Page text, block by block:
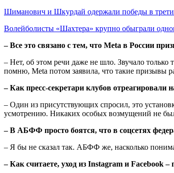
Шиманович и Шкурдай одержали победы в
Волейболисты «Шахтера» крупно обыграли
– Все это связано с тем, что Meta в России
– Нет, об этом речи даже не шло. Звучало
помню, Meta потом заявила, что такие призывы
– Как пресс-секретари клубов отреагировали
– Один из присутствующих спросил, это
усмотрению. Никаких особых возмущений не
– В АБФФ просто боятся, что в соцсетях
– Я бы не сказал так. АБФФ же, насколько
– Как считаете, уход из Instagram и Facebook